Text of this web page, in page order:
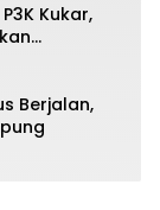
Kukar,
Berjalan,